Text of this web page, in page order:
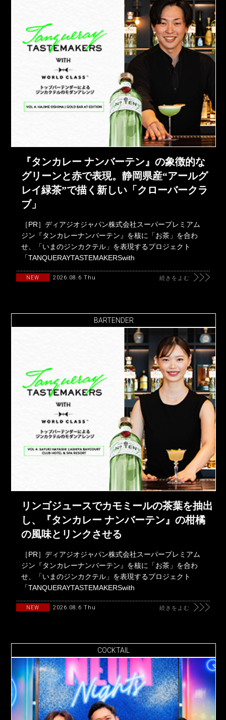
『タンカレー ナンバーテン』の象徴的な
グリーンと赤で表現。静岡県産“アールグ
レイ緑茶”で描く新しい「クローバークラ
ブ」
［PR］ディアジオジャパン株式会社スーパープレミアム
ジン『タンカレーナンバーテン』を核に「お茶」を合わ
せ、「いまのジンカクテル」を表現するプロジェクト
「TANQUERAYTASTEMAKERSwith
NEW 2026.08.6 Thu 続きをよむ
BARTENDER
リンゴジュースでカモミールの茶葉を抽出
し、『タンカレー ナンバーテン』の柑橘
の風味とリンクさせる
［PR］ディアジオジャパン株式会社スーパープレミアム
ジン『タンカレーナンバーテン』を核に「お茶」を合わ
せ、「いまのジンカクテル」を表現するプロジェクト
「TANQUERAYTASTEMAKERSwith
NEW 2026.08.6 Thu 続きをよむ
COCKTAIL